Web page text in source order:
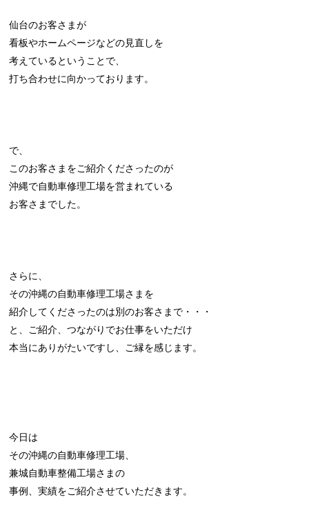
仙台のお客さまが
看板やホームページなどの見直しを
考えているということで、
打ち合わせに向かっております。
で、
このお客さまをご紹介くださったのが
沖縄で自動車修理工場を営まれている
お客さまでした。
さらに、
その沖縄の自動車修理工場さまを
紹介してくださったのは別のお客さまで・・・
と、ご紹介、つながりでお仕事をいただけ
本当にありがたいですし、ご縁を感じます。
今日は
その沖縄の自動車修理工場、
兼城自動車整備工場さまの
事例、実績をご紹介させていただきます。